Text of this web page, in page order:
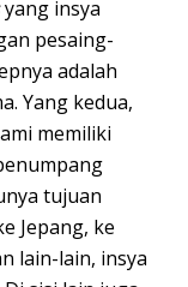
yang insya
pesaing-
adalah
Yang kedua,
memiliki
tujuan
Jepang, ke
lain-lain, insya